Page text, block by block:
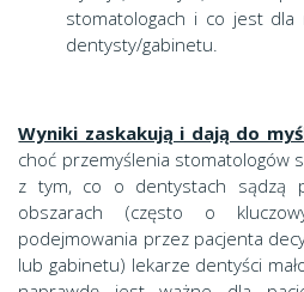
stomatologach i co jest
dentysty/gabinetu.
Wyniki zaskakują i dają do
choć przemyślenia stomatologów
z tym, co o dentystach sądzą
obszarach (często o
podejmowania przez pacjenta
lub gabinetu) lekarze dentyści